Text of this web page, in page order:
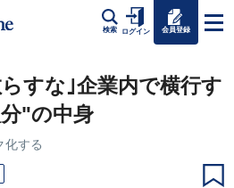
検索 ログイン 会員登録
すな｣企業内で横行す
"の中身
化する